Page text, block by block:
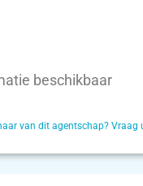
beschikbaar
van dit agentschap?